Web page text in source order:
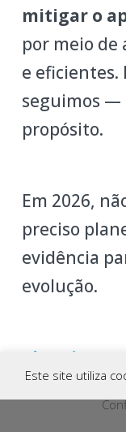
mitigar o
por meio de
e eficientes.
seguimos —
propósito.
Em 2026,
preciso
evidência
evolução.
Planeje
aqui e fale
Este site utiliza